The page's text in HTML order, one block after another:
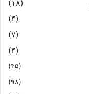
(۱۸)
(۴)
(۷)
(۴)
(۴۵)
(۹۸)